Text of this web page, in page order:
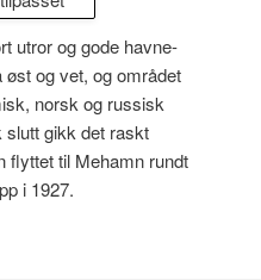
utror og gode havne-
og vet, og området
norsk og russisk
slutt gikk det raskt
flyttet til Mehamn rundt
i 1927.